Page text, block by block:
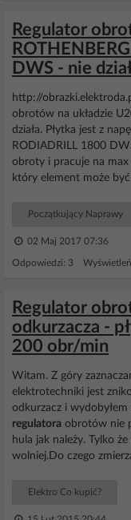
Regulator
DWS - nie
http://
obrotów na układzie
działa. Płytka jest z
RODIADRILL 1800
obroty i pracuje na
który element może
Początkujący Naprawy
02 Maj 2017 07:36
Odpowiedzi: 3
Regulator
odkurzacza -
200 obr/min
Witam. Z góry
elektrotechniki jest
odkurzacz i
regulatora obrotów nie
hula jak należy. Tylko
wolniej.Do czego
Elektro Co kupić?